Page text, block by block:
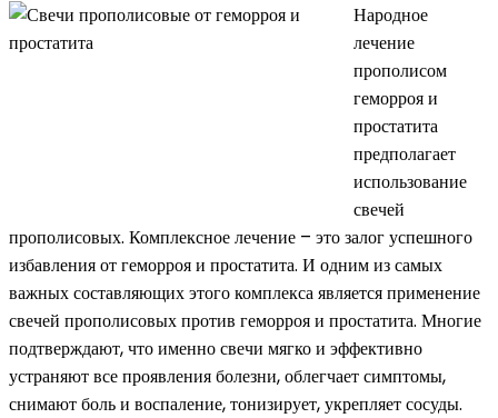
Народное
лечение
прополисом
геморроя и
простатита
предполагает
использование
свечей
прополисовых. Комплексное лечение – это залог успешного
избавления от геморроя и простатита. И одним из самых
важных составляющих этого комплекса является применение
свечей прополисовых против геморроя и простатита. Многие
подтверждают, что именно свечи мягко и эффективно
устраняют все проявления болезни, облегчает симптомы,
снимают боль и воспаление, тонизирует, укрепляет сосуды.